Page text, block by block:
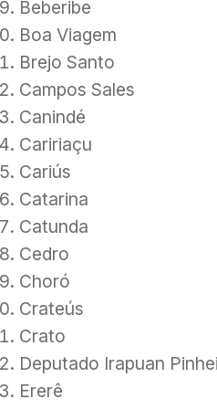
Beberibe
Boa Viagem
Brejo Santo
Campos Sales
Canindé
Caririaçu
Cariús
Catarina
Catunda
Cedro
Choró
Crateús
Crato
Deputado Irapuan
Ererê